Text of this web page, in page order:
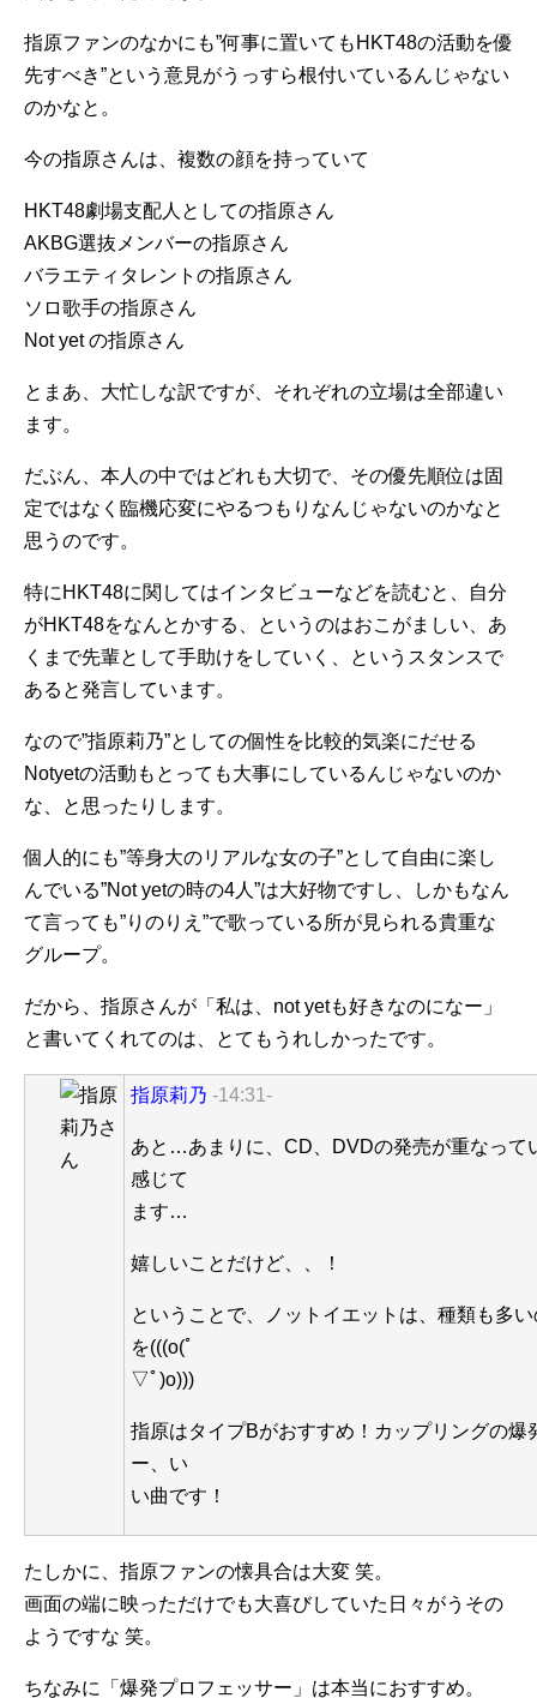
指原ファンのなかにも”何事に置いてもHKT48の活動を優
先すべき”という意見がうっすら根付いているんじゃない
のかなと。
今の指原さんは、複数の顔を持っていて
HKT48劇場支配人としての指原さん
AKBG選抜メンバーの指原さん
バラエティタレントの指原さん
ソロ歌手の指原さん
Not yet の指原さん
とまあ、大忙しな訳ですが、それぞれの立場は全部違い
ます。
だぶん、本人の中ではどれも大切で、その優先順位は固
定ではなく臨機応変にやるつもりなんじゃないのかなと
思うのです。
特にHKT48に関してはインタビューなどを読むと、自分
がHKT48をなんとかする、というのはおこがましい、あ
くまで先輩として手助けをしていく、というスタンスで
あると発言しています。
なので”指原莉乃”としての個性を比較的気楽にだせる
Notyetの活動もとっても大事にしているんじゃないのか
な、と思ったりします。
個人的にも”等身大のリアルな女の子”として自由に楽し
んでいる”Not yetの時の4人”は大好物ですし、しかもなん
て言っても”りのりえ”で歌っている所が見られる貴重な
グループ。
だから、指原さんが「私は、not yetも好きなのになー」
と書いてくれてのは、とてもうれしかったです。
指原莉乃 -14:31-
あと…あまりに、CD、DVDの発売が重なって
感じて
ます…
嬉しいことだけど、、！
ということで、ノットイエットは、種類も多
を(((o(ﾟ
▽ﾟ)o)))
指原はタイプBがおすすめ！カップリングの爆
ー、い
い曲です！
たしかに、指原ファンの懐具合は大変 笑。
画面の端に映っただけでも大喜びしていた日々がうその
ようですな 笑。
ちなみに「爆発プロフェッサー」は本当におすすめ。